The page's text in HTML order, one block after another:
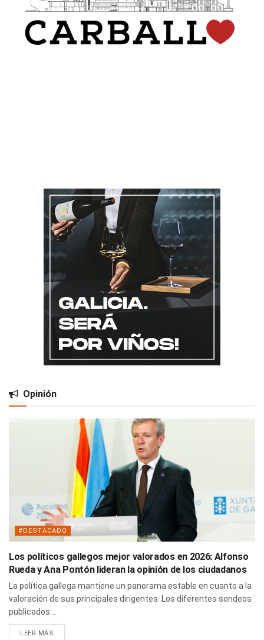
Opinión
#DESTACADO
Los políticos gallegos mejor valorados en 2026: Alfonso
Rueda y Ana Pontón lideran la opinión de los ciudadanos
La política gallega mantiene un panorama estable en cuanto a la
valoración de sus principales dirigentes. Los diferentes sondeos
publicados...
LEER MÁS